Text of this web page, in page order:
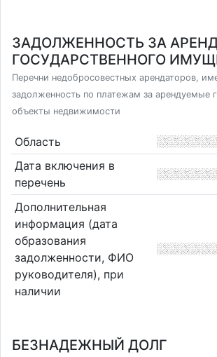
ЗАДОЛЖЕННОСТЬ ЗА
ГОСУДАРСТВЕННОГО
Перечни недобросовестных арендаторов,
задолженность по платежам за арендуемые
объекты недвижимости
Область
Дата включения в
перечень
Дополнительная
информация (дата
образования
задолженности, ФИО
руководителя), при
наличии
БЕЗНАДЕЖНЫЙ ДОЛГ